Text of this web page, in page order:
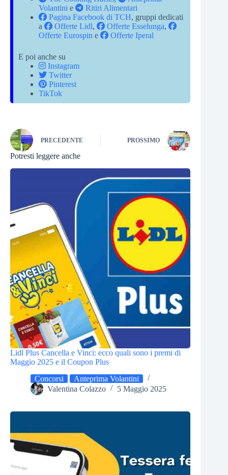
Volantini e
Ritiri Alimentari
Pagina Facebook di TCH, gruppi dedicati
a
Offerte Lidl, Offerte Esselunga,
Offerte Eurospin e Offerte Iperal
E poi anche su
Instagram
Twitter
Pinterest
TikTok
PRECEDENTE PROSSIMO
Potresti leggere anche
Lidl Plus Cancella e Vinci: ecco quali sono i premi di
Maggio 2025 e il Coupon Plus
Concorsi
Anteprima Volantini
Valentina Colazzo
5 Maggio 2025